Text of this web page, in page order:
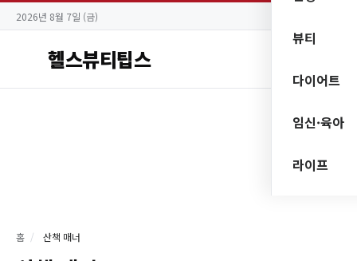
2026년 8월 7일 (금)
헬스뷰티팁스
뷰티
다이어트
임신·육아
라이프
홈 / 산책 매너